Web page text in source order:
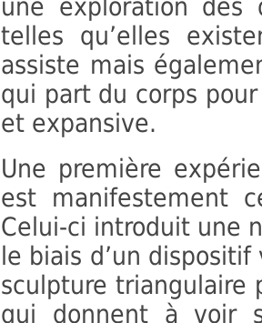
une exploration des
telles qu’elles
assiste mais
qui part du corps
et expansive.
Une première
est manifestement
Celui-ci introduit une
le biais d’un
sculpture triangulaire
qui donnent à voir